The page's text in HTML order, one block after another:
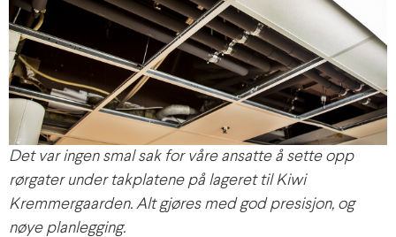
Det var ingen smal sak for våre ansatte å sette opp
rørgater under takplatene på lageret til Kiwi
Kremmergaarden. Alt gjøres med god presisjon, og
nøye planlegging.